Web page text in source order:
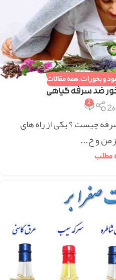
و بخورات,همه مقالات
ضد سرفه گیاهی
2
چیست ؟ یکی از راه های
و خ...
مطلب